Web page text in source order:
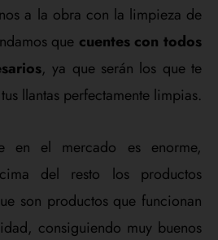
a la obra con la limpieza de
que cuentes con todos
, ya que serán los que te
llantas perfectamente limpias.
en el mercado es enorme,
del resto los productos
son productos que funcionan
consiguiendo muy buenos